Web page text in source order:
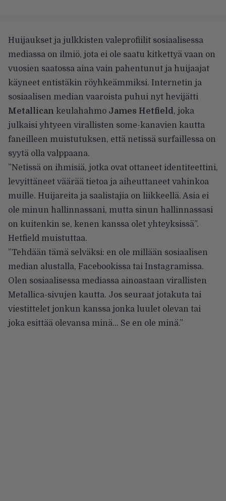
Huijaukset ja julkkisten valeprofiilit sosiaalisessa
mediassa on ilmiö, jota ei ole saatu kitkettyä vaan on
vuosien saatossa aina vain pahentunut ja huijaajat
käyneet entistäkin röyhkeämmiksi. Internetin ja
sosiaalisen median vaaroista puhui nyt hevijätti
Metallican keulahahmo James Hetfield, joka
julkaisi yhtyeen virallisten some-kanavien kautta
faneilleen muistutuksen, että netissä surfaillessa on
syytä olla valppaana.
”Netissä on ihmisiä, jotka ovat ottaneet identiteettini,
levyittäneet väärää tietoa ja aiheuttaneet vahinkoa
muille. Huijareita ja saalistajia on liikkeellä. Asia ei
ole minun hallinnassani, mutta sinun hallinnassasi
on kuitenkin se, kenen kanssa olet yhteyksissä”.
Hetfield muistuttaa.
”Tehdään tämä selväksi: en ole millään sosiaalisen
median alustalla, Facebookissa tai Instagramissa.
Olen sosiaalisessa mediassa ainoastaan virallisten
Metallica-sivujen kautta. Jos seuraat jotakuta tai
viestittelet jonkun kanssa jonka luulet olevan tai
joka esittää olevansa minä… Se en ole minä.”